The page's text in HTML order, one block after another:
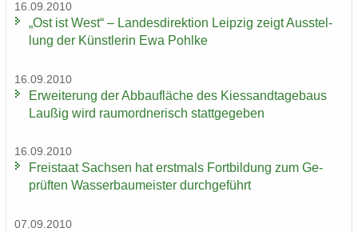
16.09.2010
„Ost ist West“ – Lan­des­di­rek­ti­on Leip­zig zeigt Aus­stel­
lung der Künst­le­rin Ewa Pohl­ke
16.09.2010
Er­wei­te­rung der Ab­bau­flä­che des Kies­sand­ta­ge­baus
Lau­ßig wird raum­ord­ne­risch statt­ge­ge­ben
16.09.2010
Frei­staat Sach­sen hat erst­mals Fort­bil­dung zum Ge­
prüf­ten Was­ser­bau­meis­ter durch­ge­führt
07.09.2010